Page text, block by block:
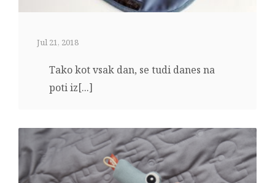
Jul 21, 2018
Tako kot vsak dan, se tudi danes na
poti iz[...]